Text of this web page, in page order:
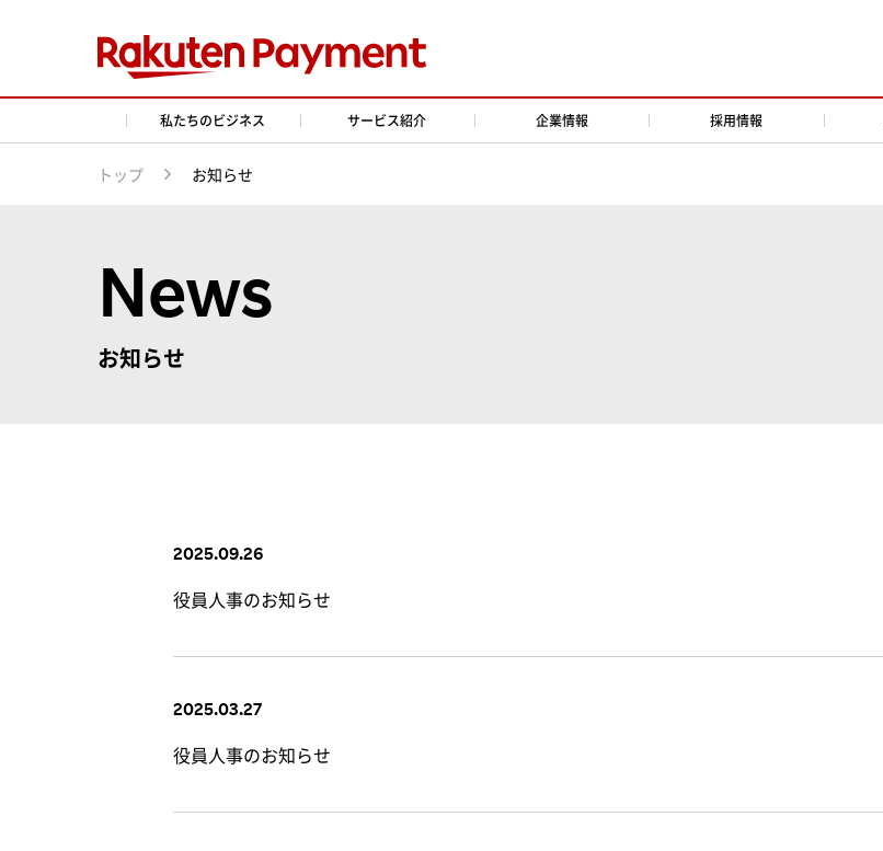
私たちのビジネス サービス紹介 企業情報 採用情報
トップ お知らせ
News
お知らせ
2025.09.26
役員人事のお知らせ
2025.03.27
役員人事のお知らせ